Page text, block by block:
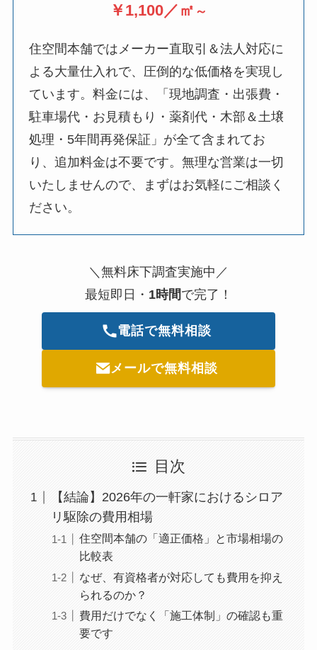
￥1,100／㎡ ～
住空間本舗ではメーカー直取引＆法人対応に
よる大量仕入れで、圧倒的な低価格を実現し
ています。料金には、「現地調査・出張費・
駐車場代・お見積もり・薬剤代・木部＆土壌
処理・5年間再発保証」が全て含まれてお
り、追加料金は不要です。無理な営業は一切
いたしませんので、まずはお気軽にご相談く
ださい。
＼無料床下調査実施中／
最短即日・ 1時間で完了！
電話で無料相談
メールで無料相談
目次
【結論】2026年の一軒家におけるシロア
リ駆除の費用相場
住空間本舗の「適正価格」と市場相場の
比較表
なぜ、有資格者が対応しても費用を抑え
られるのか？
費用だけでなく「施工体制」の確認も重
要です